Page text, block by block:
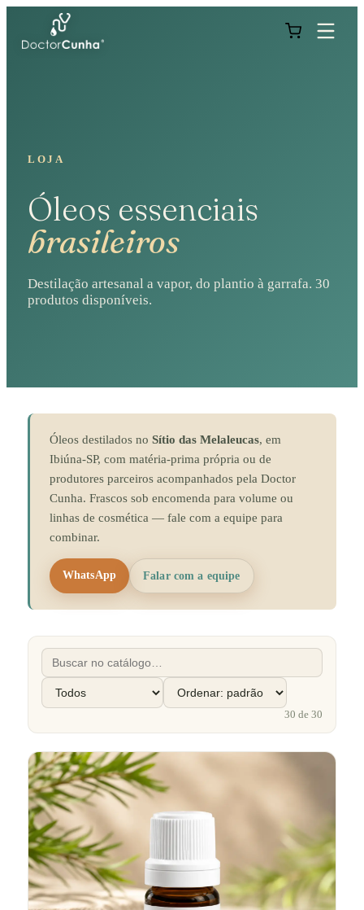
LOJA
Óleos essenciais
brasileiros
Destilação artesanal a vapor, do plantio à garrafa. 30
produtos disponíveis.
Óleos destilados no Sítio das Melaleucas, em
Ibiúna-SP, com matéria-prima própria ou de
produtores parceiros acompanhados pela Doctor
Cunha. Frascos sob encomenda para volume ou
linhas de cosmética — fale com a equipe para
combinar.
WhatsApp Falar com a equipe
30 de30